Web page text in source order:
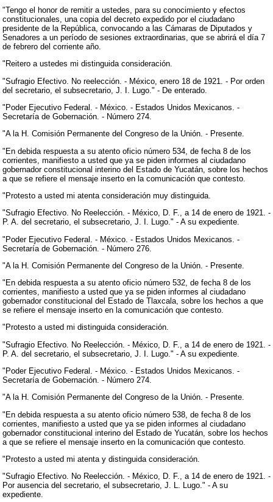
"Tengo el honor de remitir a ustedes, para su conocimiento y efectos
constitucionales, una copia del decreto expedido por el ciudadano
presidente de la República, convocando a las Cámaras de Diputados y
Senadores a un período de sesiones extraordinarias, que se abrirá el día 7
de febrero del corriente año.
"Reitero a ustedes mi distinguida consideración.
"Sufragio Efectivo. No reelección. - México, enero 18 de 1921. - Por orden
del secretario, el subsecretario, J. I. Lugo." - De enterado.
"Poder Ejecutivo Federal. - México. - Estados Unidos Mexicanos. -
Secretaría de Gobernación. - Número 274.
"A la H. Comisión Permanente del Congreso de la Unión. - Presente.
"En debida respuesta a su atento oficio número 534, de fecha 8 de los
corrientes, manifiesto a usted que ya se piden informes al ciudadano
gobernador constitucional interino del Estado de Yucatán, sobre los hechos
a que se refiere el mensaje inserto en la comunicación que contesto.
"Protesto a usted mi atenta consideración muy distinguida.
"Sufragio Efectivo. No Reelección. - México, D. F., a 14 de enero de 1921. -
P. A. del secretario, el subsecretario, J. I. Lugo." - A su expediente.
"Poder Ejecutivo Federal. - México. - Estados Unidos Mexicanos. -
Secretaría de Gobernación. - Número 276.
"A la H. Comisión Permanente del Congreso de la Unión. - Presente.
"En debida respuesta a su atento oficio número 532, de fecha 8 de los
corrientes, manifiesto a usted que ya se piden informes al ciudadano
gobernador constitucional del Estado de Tlaxcala, sobre los hechos a que
se refiere el mensaje inserto en la comunicación que contesto.
"Protesto a usted mi distinguida consideración.
"Sufragio Efectivo. No Reelección. - México, D. F., a 14 de enero de 1921. -
P. A. del secretario, el subsecretario, J. I. Lugo." - A su expediente.
"Poder Ejecutivo Federal. - México. - Estados Unidos Mexicanos. -
Secretaría de Gobernación. - Número 274.
"A la H. Comisión Permanente del Congreso de la Unión. - Presente.
"En debida respuesta a su atento oficio número 538, de fecha 8 de los
corrientes, manifiesto a usted que ya se piden informes al ciudadano
gobernador constitucional interino del Estado de Yucatán, sobre los hechos
a que se refiere el mensaje inserto en la comunicación que contesto.
"Protesto a usted mi atenta y distinguida consideración.
"Sufragio Efectivo. No Reelección. - México, D. F., a 14 de enero de 1921. -
Por ausencia del secretario, el subsecretario, J. L. Lugo." - A su
expediente.